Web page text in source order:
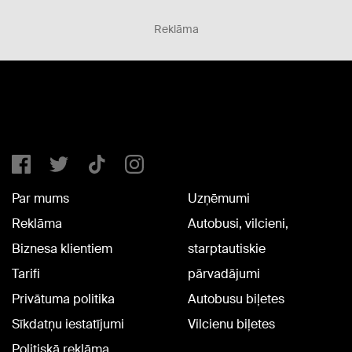
Reklāma
Par mums
Reklāma
Biznesa klientiem
Tarifi
Privātuma politika
Sīkdatņu iestatījumi
Uzņēmumi
Autobusi, vilcieni,
starptautiskie
pārvadājumi
Autobusu biļetes
Vilcienu biļetes